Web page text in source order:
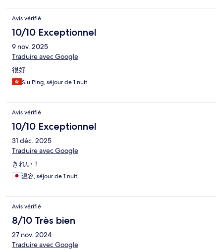
Avis vérifié
10/10 Exceptionnel
9 nov. 2025
Traduire avec Google
很好
Siu Ping, séjour de 1 nuit
Avis vérifié
10/10 Exceptionnel
31 déc. 2025
Traduire avec Google
きれい！
温容, séjour de 1 nuit
Avis vérifié
8/10 Très bien
27 nov. 2024
Traduire avec Google